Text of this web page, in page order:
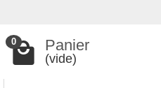
0 Panier
(vide)